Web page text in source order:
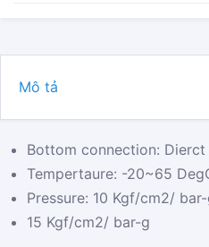
Mô tả
Bottom connection: Dierct
Tempertaure: -20~65
Pressure: 10 Kgf/cm2/
15 Kgf/cm2/ bar-g